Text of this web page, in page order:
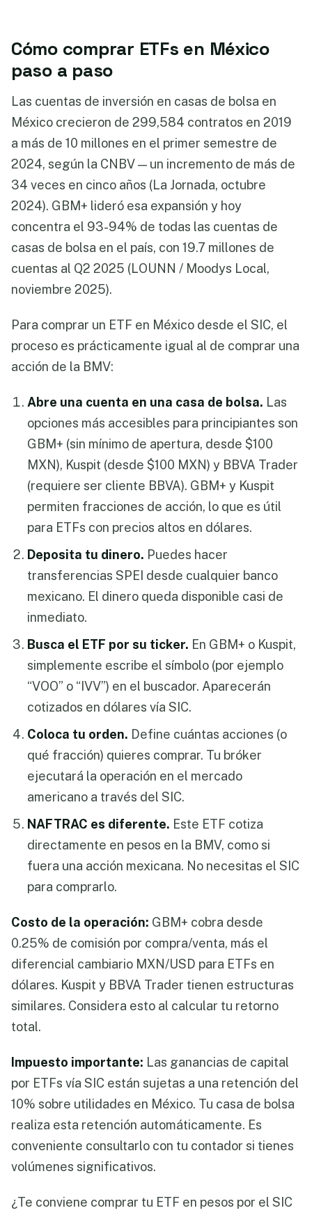
Cómo comprar ETFs en México
paso a paso
Las cuentas de inversión en casas de bolsa en
México crecieron de 299,584 contratos en 2019
a más de 10 millones en el primer semestre de
2024, según la CNBV — un incremento de más de
34 veces en cinco años (La Jornada, octubre
2024). GBM+ lideró esa expansión y hoy
concentra el 93-94% de todas las cuentas de
casas de bolsa en el país, con 19.7 millones de
cuentas al Q2 2025 (LOUNN / Moodys Local,
noviembre 2025).
Para comprar un ETF en México desde el SIC, el
proceso es prácticamente igual al de comprar una
acción de la BMV:
Abre una cuenta en una casa de bolsa. Las
opciones más accesibles para principiantes son
GBM+ (sin mínimo de apertura, desde $100
MXN), Kuspit (desde $100 MXN) y BBVA Trader
(requiere ser cliente BBVA). GBM+ y Kuspit
permiten fracciones de acción, lo que es útil
para ETFs con precios altos en dólares.
Deposita tu dinero. Puedes hacer
transferencias SPEI desde cualquier banco
mexicano. El dinero queda disponible casi de
inmediato.
Busca el ETF por su ticker. En GBM+ o Kuspit,
simplemente escribe el símbolo (por ejemplo
“VOO” o “IVV”) en el buscador. Aparecerán
cotizados en dólares vía SIC.
Coloca tu orden. Define cuántas acciones (o
qué fracción) quieres comprar. Tu bróker
ejecutará la operación en el mercado
americano a través del SIC.
NAFTRAC es diferente. Este ETF cotiza
directamente en pesos en la BMV, como si
fuera una acción mexicana. No necesitas el SIC
para comprarlo.
Costo de la operación: GBM+ cobra desde
0.25% de comisión por compra/venta, más el
diferencial cambiario MXN/USD para ETFs en
dólares. Kuspit y BBVA Trader tienen estructuras
similares. Considera esto al calcular tu retorno
total.
Impuesto importante: Las ganancias de capital
por ETFs vía SIC están sujetas a una retención del
10% sobre utilidades en México. Tu casa de bolsa
realiza esta retención automáticamente. Es
conveniente consultarlo con tu contador si tienes
volúmenes significativos.
¿Te conviene comprar tu ETF en pesos por el SIC